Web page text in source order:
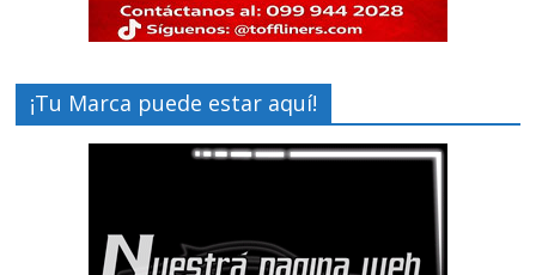
¡Tu Marca puede estar aquí!